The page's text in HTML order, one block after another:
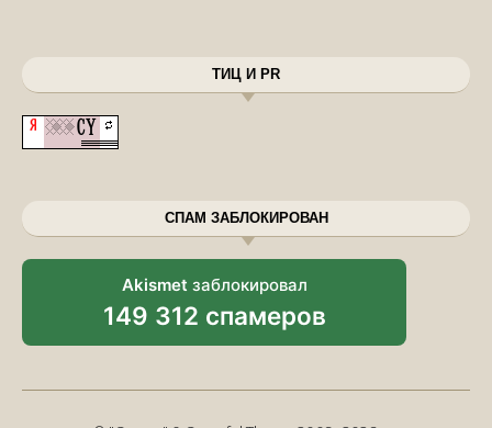
ТИЦ И PR
СПАМ ЗАБЛОКИРОВАН
Akismet заблокировал
149 312 спамеров